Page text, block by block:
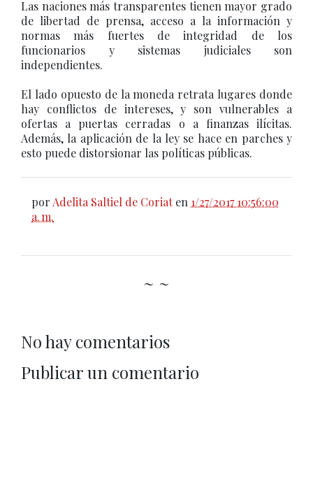
Las naciones más transparentes tienen mayor grado
de libertad de prensa, acceso a la información y
normas más fuertes de integridad de los
funcionarios y sistemas judiciales son
independientes.
El lado opuesto de la moneda retrata lugares donde
hay conflictos de intereses, y son vulnerables a
ofertas a puertas cerradas o a finanzas ilícitas.
Además, la aplicación de la ley se hace en parches y
esto puede distorsionar las políticas públicas.
por Adelita Saltiel de Coriat en 1/27/2017 10:56:00
a. m.
~ ~
No hay comentarios
Publicar un comentario